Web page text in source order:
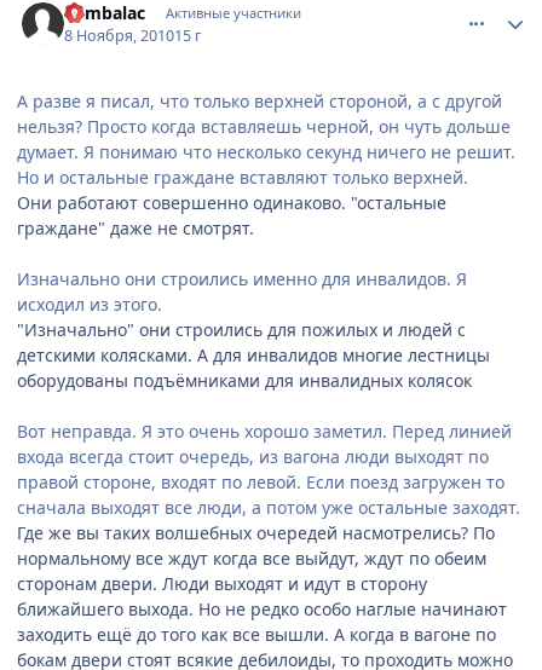
Rambalac Активные участники
8 Ноября, 201015 г
А разве я писал, что только верхней стороной, а с другой
нельзя? Просто когда вставляешь черной, он чуть дольше
думает. Я понимаю что несколько секунд ничего не решит.
Но и остальные граждане вставляют только верхней.
Они работают совершенно одинаково. "остальные
граждане" даже не смотрят.
Изначально они строились именно для инвалидов. Я
исходил из этого.
"Изначально" они строились для пожилых и людей с
детскими колясками. А для инвалидов многие лестницы
оборудованы подъёмниками для инвалидных колясок
Вот неправда. Я это очень хорошо заметил. Перед линией
входа всегда стоит очередь, из вагона люди выходят по
правой стороне, входят по левой. Если поезд загружен то
сначала выходят все люди, а потом уже остальные заходят.
Где же вы таких волшебных очередей насмотрелись? По
нормальному все ждут когда все выйдут, ждут по обеим
сторонам двери. Люди выходят и идут в сторону
ближайшего выхода. Но не редко особо наглые начинают
заходить ещё до того как все вышли. А когда в вагоне по
бокам двери стоят всякие дебилоиды, то проходить можно